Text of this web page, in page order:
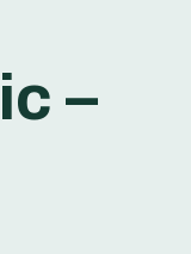
–